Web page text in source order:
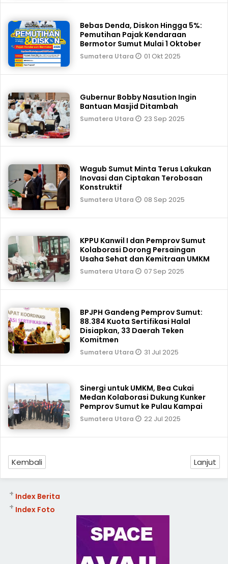
Bebas Denda, Diskon Hingga 5%:
Pemutihan Pajak Kendaraan
Bermotor Sumut Mulai 1 Oktober
Sumatera Utara 01 Okt 2025
Gubernur Bobby Nasution Ingin
Bantuan Masjid Ditambah
Sumatera Utara 23 Sep 2025
Wagub Sumut Minta Terus Lakukan
Inovasi dan Ciptakan Terobosan
Konstruktif
Sumatera Utara 08 Sep 2025
KPPU Kanwil I dan Pemprov Sumut
Kolaborasi Dorong Persaingan
Usaha Sehat dan Kemitraan UMKM
Sumatera Utara 07 Sep 2025
BPJPH Gandeng Pemprov Sumut:
88.384 Kuota Sertifikasi Halal
Disiapkan, 33 Daerah Teken
Komitmen
Sumatera Utara 31 Jul 2025
Sinergi untuk UMKM, Bea Cukai
Medan Kolaborasi Dukung Kunker
Pemprov Sumut ke Pulau Kampai
Sumatera Utara 22 Jul 2025
Kembali Lanjut
Index Berita
+
Index Foto
+